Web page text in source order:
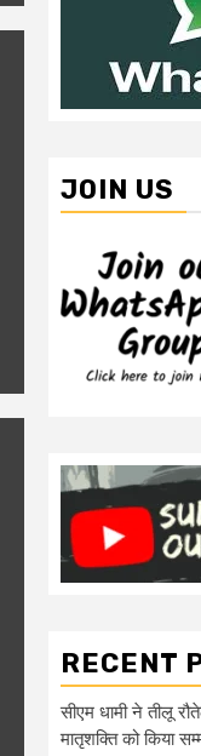
JOIN US
RECENT
सीएम धामी ने तीलू
मातृशक्ति को किया